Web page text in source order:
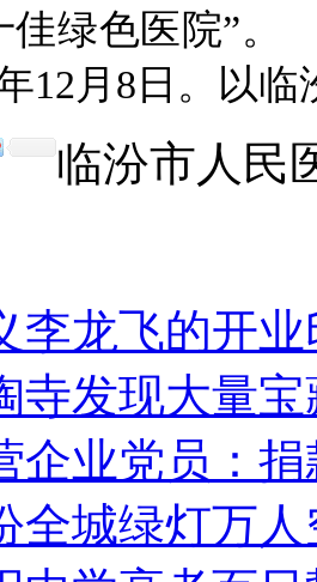
佳绿色医院
12月8日。以
临汾市人民
李龙飞的开业
寺发现大量
企业党员：
全城绿灯万